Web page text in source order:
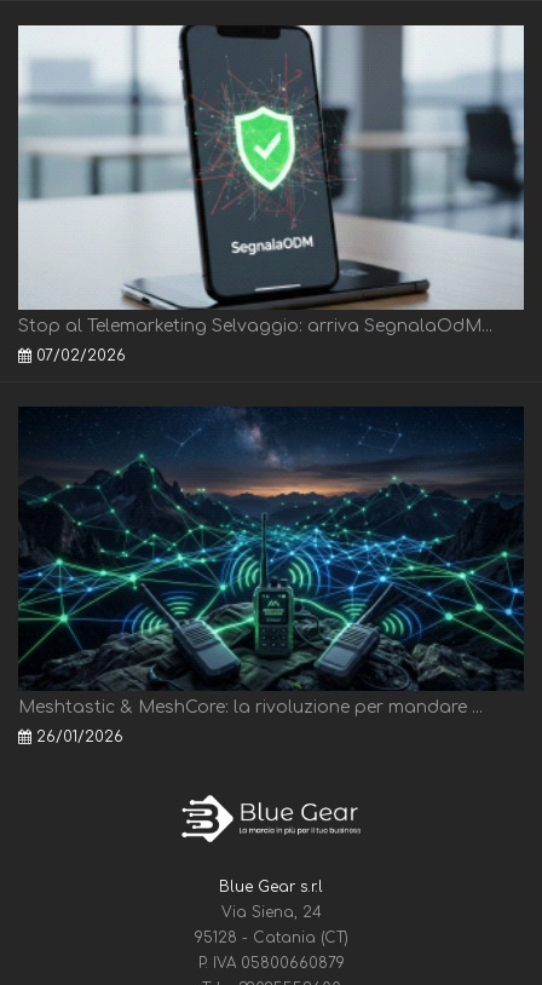
Stop al Telemarketing Selvaggio: arriva SegnalaOdM...
07/02/2026
Meshtastic & MeshCore: la rivoluzione per mandare ...
26/01/2026
Blue Gear s.r.l
Via Siena, 24
95128 - Catania (CT)
P. IVA 05800660879